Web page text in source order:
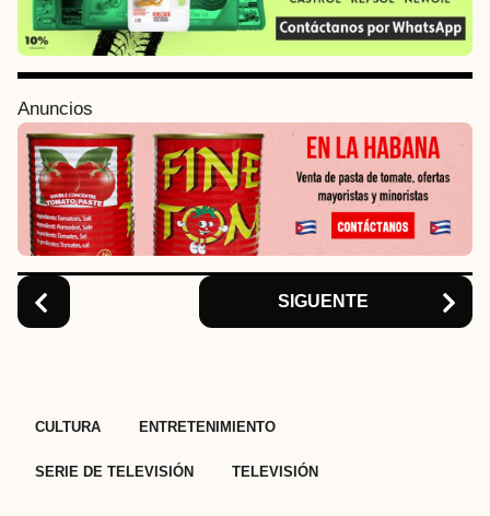
Anuncios
P
a
g
i
n
a
o
n
SIGUENTE
CULTURA ENTRETENIMIENTO
SERIE DE TELEVISIÓN TELEVISIÓN